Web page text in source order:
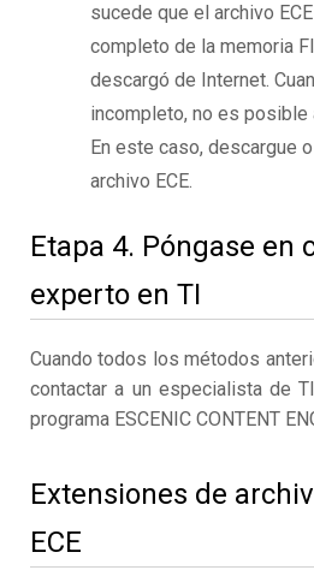
sucede que el archivo
completo de la memoria
descargó de Internet.
incompleto, no es posible
En este caso, descargue
archivo ECE.
Etapa 4. Póngase en
experto en TI
Cuando todos los métodos
contactar a un especialista de
programa ESCENIC CONTENT
Extensiones de
ECE